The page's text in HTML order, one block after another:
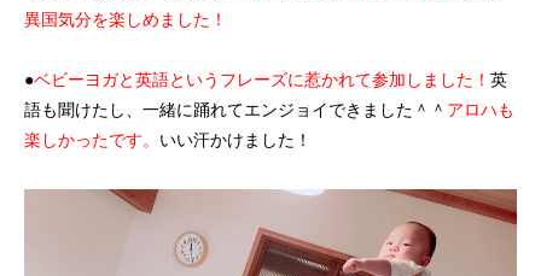
異国気分を楽しめました！
●ベビーヨガと英語というフレーズに惹かれて参加しました！ 英
語も聞けたし、一緒に踊れてエンジョイできました＾＾ アロハも
楽しかったです。 いい汗かけました！